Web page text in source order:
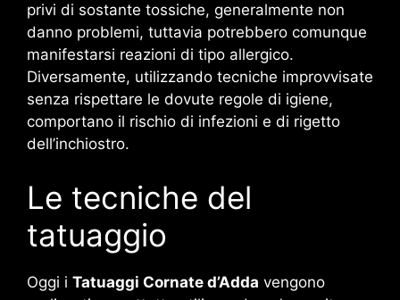
privi di sostante tossiche, generalmente non
danno problemi, tuttavia potrebbero comunque
manifestarsi reazioni di tipo allergico.
Diversamente, utilizzando tecniche improvvisate
senza rispettare le dovute regole di igiene,
comportano il rischio di infezioni e di rigetto
dell’inchiostro.
Le tecniche del
tatuaggio
Oggi i Tatuaggi Cornate d’Adda vengono